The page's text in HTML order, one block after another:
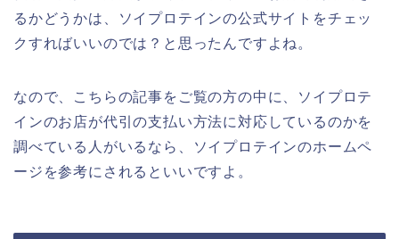
るかどうかは、ソイプロテインの公式サイトをチェッ
クすればいいのでは？と思ったんですよね。
なので、こちらの記事をご覧の方の中に、ソイプロテ
インのお店が代引の支払い方法に対応しているのかを
調べている人がいるなら、ソイプロテインのホームペ
ージを参考にされるといいですよ。